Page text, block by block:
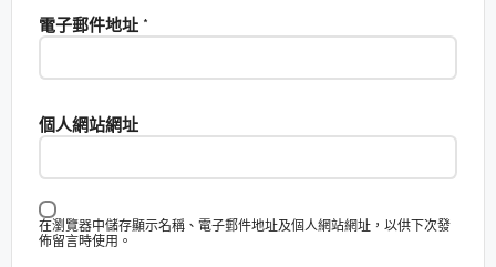
電子郵件地址 *
個人網站網址
在瀏覽器中儲存顯示名稱、電子郵件地址及個人網站網址，以供下次發
佈留言時使用。